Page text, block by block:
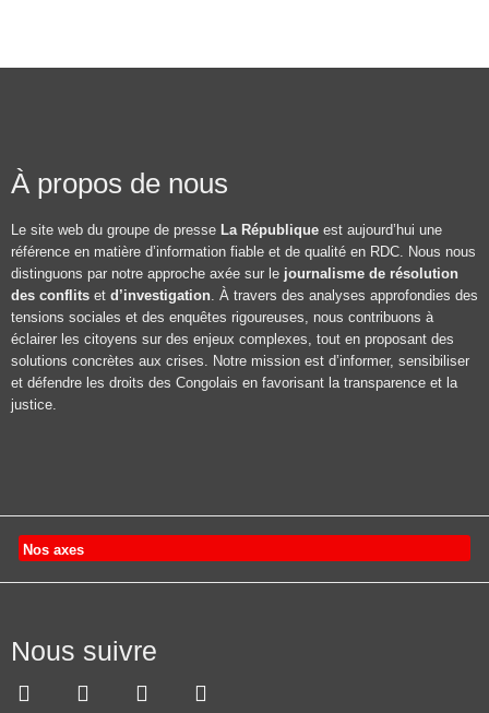
À propos de nous
Le site web du groupe de presse La République est aujourd’hui une
référence en matière d’information fiable et de qualité en RDC. Nous nous
distinguons par notre approche axée sur le journalisme de résolution
des conflits et d’investigation. À travers des analyses approfondies des
tensions sociales et des enquêtes rigoureuses, nous contribuons à
éclairer les citoyens sur des enjeux complexes, tout en proposant des
solutions concrètes aux crises. Notre mission est d’informer, sensibiliser
et défendre les droits des Congolais en favorisant la transparence et la
justice.
Nos axes
Nous suivre